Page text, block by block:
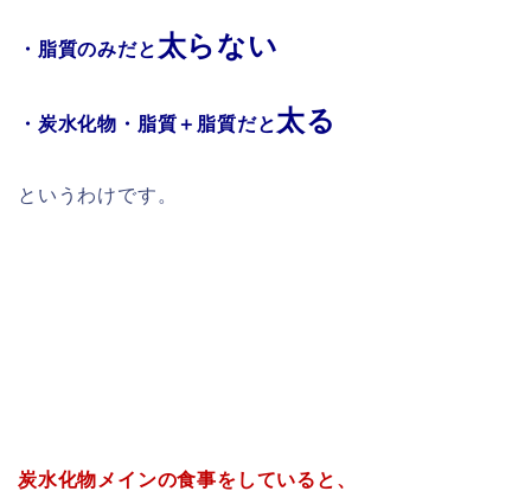
・脂質のみだと 太らない
・炭水化物・脂質＋脂質だと太る
というわけです。
炭水化物メインの食事をしていると、